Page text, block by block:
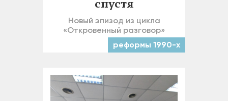
спустя
Новый эпизод из цикла
«Откровенный разговор»
реформы 1990-х